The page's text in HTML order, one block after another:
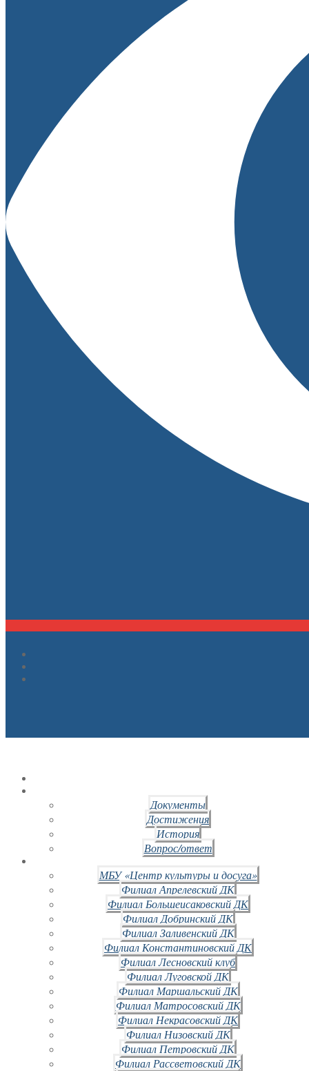
Документы
Достижения
История
Вопрос/ответ
МБУ «Центр культуры и досуга»
Филиал Апрелевский ДК
Филиал Большеисаковский ДК
Филиал Добринский ДК
Филиал Заливенский ДК
Филиал Константиновский ДК
Филиал Лесновский клуб
Филиал Луговской ДК
Филиал Маршальский ДК
Филиал Матросовский ДК
Филиал Некрасовский ДК
Филиал Низовский ДК
Филиал Петровский ДК
Филиал Рассветовский ДК